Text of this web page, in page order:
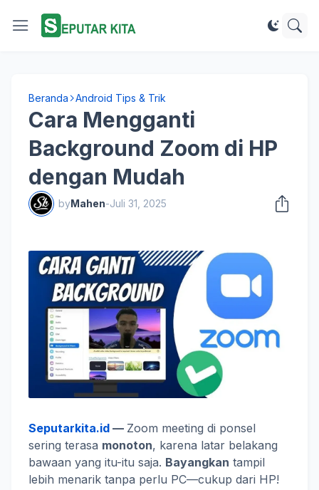
Beranda Android Tips & Trik
Cara Mengganti
Background Zoom di HP
dengan Mudah
byMahen-Juli 31, 2025
Seputarkita.id — Zoom meeting di ponsel
sering terasa monoton, karena latar belakang
bawaan yang itu-itu saja. Bayangkan tampil
lebih menarik tanpa perlu PC—cukup dari HP!